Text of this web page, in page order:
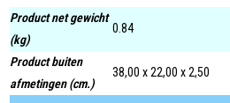
Product net gewicht
(kg)
0.84
Product buiten
afmetingen (cm.)
38,00 x 22,00 x 2,50